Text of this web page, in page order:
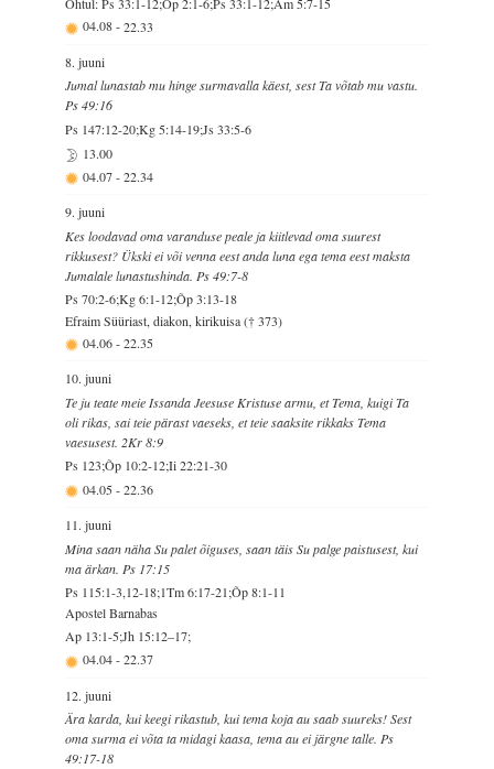
Õhtul: Ps 33:1-12;Õp 2:1-6;Ps 33:1-12;Am 5:7-15
04.08-22.33
8. juuni
Jumal lunastab mu hinge surmavalla käest, sest Ta võtab mu vastu.
Ps 49:16
Ps 147:12-20;Kg 5:14-19;Js 33:5-6
13.00
04.07-22.34
9. juuni
Kes loodavad oma varanduse peale ja kiitlevad oma suurest
rikkusest? Ükski ei või venna eest anda luna ega tema eest maksta
Jumalale lunastushinda. Ps 49:7-8
Ps 70:2-6;Kg 6:1-12;Õp 3:13-18
Efraim Süüriast, diakon, kirikuisa († 373)
04.06-22.35
10. juuni
Te ju teate meie Issanda Jeesuse Kristuse armu, et Tema, kuigi Ta
oli rikas, sai teie pärast vaeseks, et teie saaksite rikkaks Tema
vaesusest. 2Kr 8:9
Ps 123;Õp 10:2-12;Ii 22:21-30
04.05-22.36
11. juuni
Mina saan näha Su palet õiguses, saan täis Su palge paistusest, kui
ma ärkan. Ps 17:15
Ps 115:1-3,12-18;1Tm 6:17-21;Õp 8:1-11
Apostel Barnabas
Ap 13:1-5;Jh 15:12–17;
04.04-22.37
12. juuni
Ära karda, kui keegi rikastub, kui tema koja au saab suureks! Sest
oma surma ei võta ta midagi kaasa, tema au ei järgne talle. Ps
49:17-18